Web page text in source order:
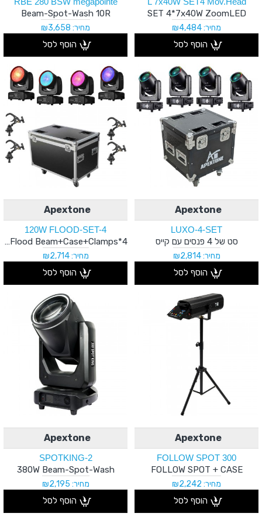
SET 4*7x40W ZoomLED
מחיר: ₪4,484
הוסף לסל
Beam-Spot-Wash 10R
מחיר: ₪3,658
הוסף לסל
Apextone
LUXO-4-SET
סט של 4 פנסים עם קייס
מחיר: ₪2,814
הוסף לסל
Apextone
120W FLOOD-SET-4
4*120W Flood Beam+Case+Clamps
מחיר: ₪2,714
הוסף לסל
Apextone
FOLLOW SPOT 300
FOLLOW SPOT + CASE
מחיר: ₪2,242
הוסף לסל
Apextone
SPOTKING-2
380W Beam-Spot-Wash
מחיר: ₪2,195
הוסף לסל